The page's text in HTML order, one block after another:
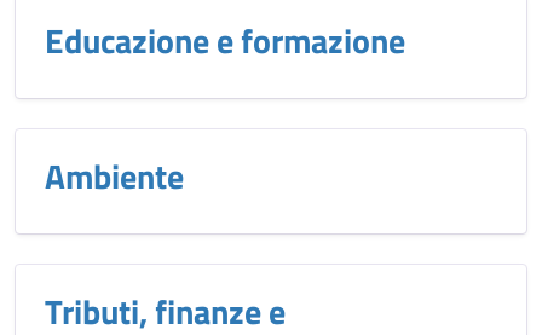
Educazione e formazione
Ambiente
Tributi, finanze e